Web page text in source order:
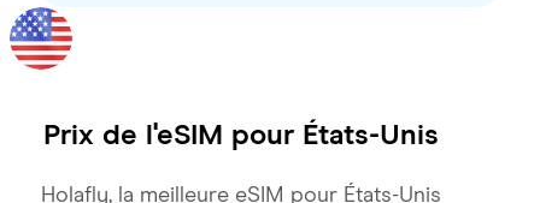
Prix de l'eSIM pour États-Unis
Holafly, la meilleure eSIM pour États-Unis